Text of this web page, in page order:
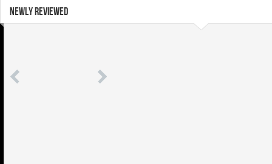
NEWLY REVIEWED